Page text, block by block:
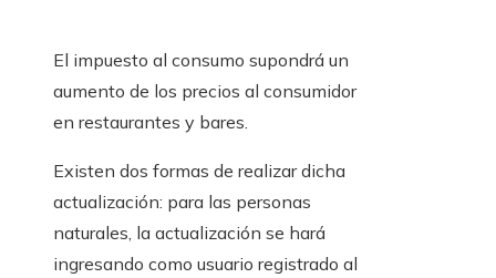
El impuesto al consumo supondrá un
aumento de los precios al consumidor
en restaurantes y bares.
Existen dos formas de realizar dicha
actualización: para las personas
naturales, la actualización se hará
ingresando como usuario registrado al